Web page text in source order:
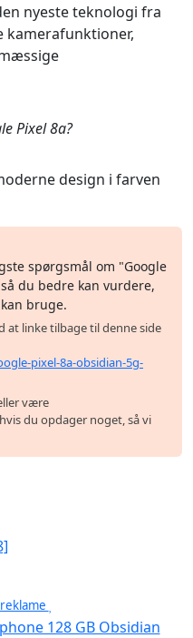
nyeste teknologi fra
kamerafunktioner,
Pixel 8a?
design i farven
spørgsmål om "Google
du bedre kan vurdere,
bruge.
at linke tilbage til denne side
pixel-8a-obsidian-5g-
være
du opdager noget, så vi
reklame